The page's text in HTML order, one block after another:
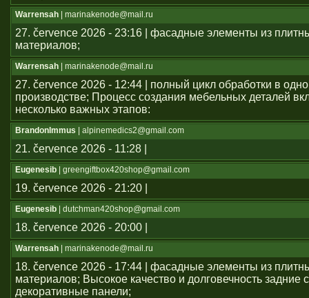
Warrensah | marinakenode@mail.ru
27. července 2026 - 23:16 | фасадные элементы из
материалов;
Warrensah | marinakenode@mail.ru
27. července 2026 - 12:44 | полный цикл обработки в
производстве; Процесс создания мебельных деталей
несколько важных этапов:
BrandonImmus | alpinemedics2@gmail.com
21. července 2026 - 11:28 |
Eugenesib | greengiftbox420shop@gmail.com
19. července 2026 - 21:20 |
Eugenesib | dutchman420shop@gmail.com
18. července 2026 - 20:00 |
Warrensah | marinakenode@mail.ru
18. července 2026 - 17:44 | фасадные элементы из
материалов; Высокое качество и долговечность задние
декоративные панели;